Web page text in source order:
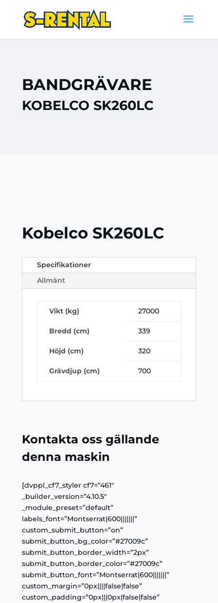
BANDGRÄVARE
KOBELCO SK260LC
Kobelco SK260LC
Specifikationer
Allmänt
Vikt (kg) 27000
Bredd (cm) 339
Höjd (cm) 320
Grävdjup (cm) 700
Kontakta oss gällande
denna maskin
[dvppl_cf7_styler cf7=”461″
_builder_version=”4.10.5″
_module_preset=”default”
labels_font=”Montserrat|600|||||||”
custom_submit_button=”on”
submit_button_bg_color=”#27009c”
submit_button_border_width=”2px”
submit_button_border_color=”#27009c”
submit_button_font=”Montserrat|600|||||||”
custom_margin=”0px||||false|false”
custom_padding=”0px|||0px|false|false”